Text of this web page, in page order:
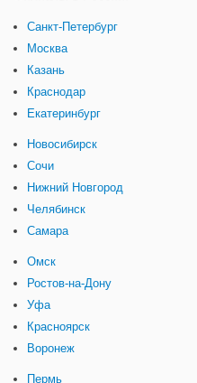
Санкт-Петербург
Москва
Казань
Краснодар
Екатеринбург
Новосибирск
Сочи
Нижний Новгород
Челябинск
Самара
Омск
Ростов-на-Дону
Уфа
Красноярск
Воронеж
Пермь